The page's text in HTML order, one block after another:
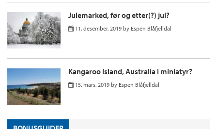
Julemarked, før og etter(?) jul?
11. desember, 2019 by Espen Blåfjelldal
Kangaroo Island, Australia i miniatyr?
15. mars, 2019 by Espen Blåfjelldal